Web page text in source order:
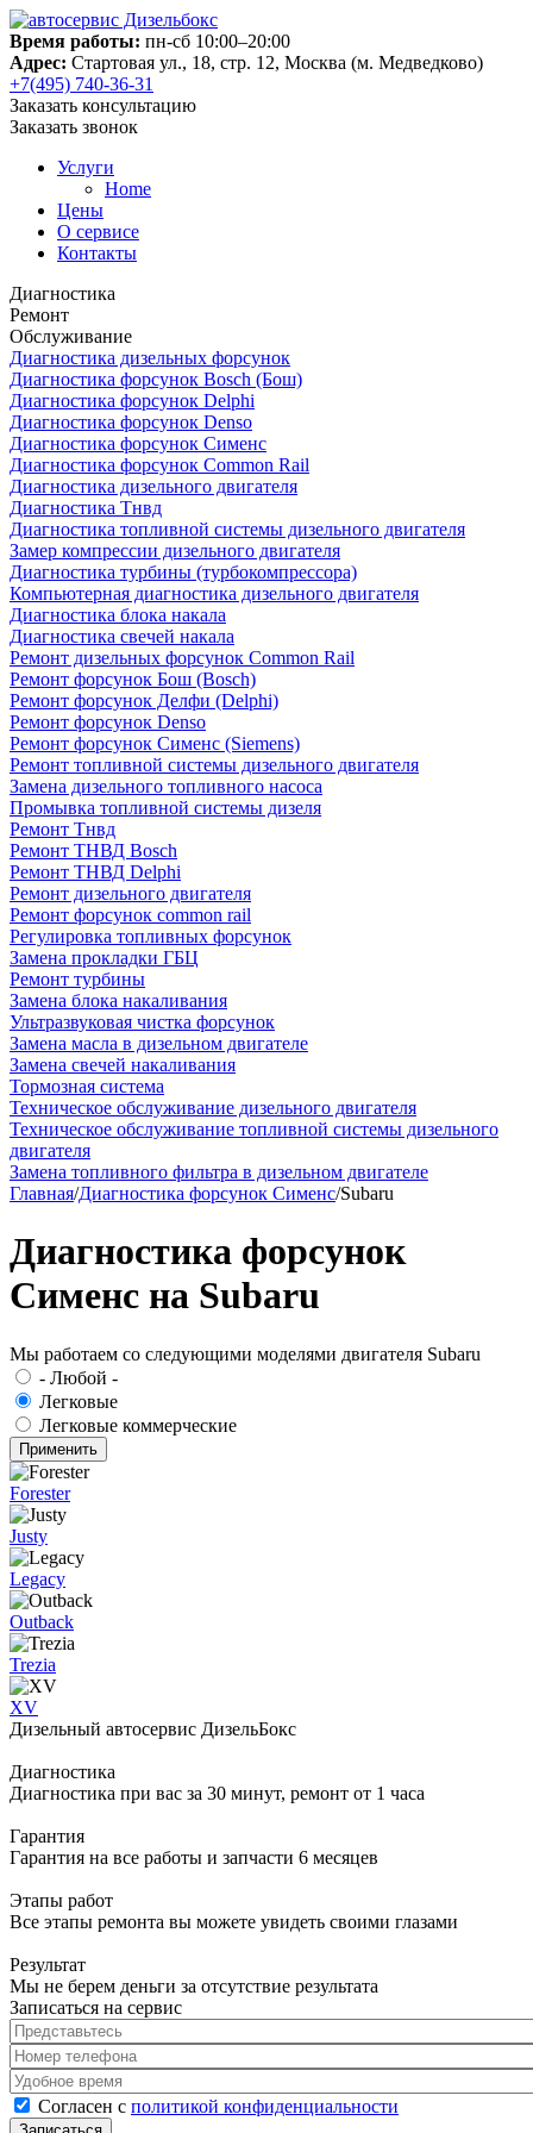
Время работы: пн-сб 10:00–20:00
Адрес: Стартовая ул., 18, стр. 12, Москва (м. Медведково)
+7(495) 740-36-31
Заказать консультацию
Заказать звонок
Услуги
Home
Цены
О сервисе
Контакты
Диагностика
Ремонт
Обслуживание
Диагностика дизельных форсунок
Диагностика форсунок Bosch (Бош)
Диагностика форсунок Delphi
Диагностика форсунок Denso
Диагностика форсунок Сименс
Диагностика форсунок Common Rail
Диагностика дизельного двигателя
Диагностика Тнвд
Диагностика топливной системы дизельного двигателя
Замер компрессии дизельного двигателя
Диагностика турбины (турбокомпрессора)
Компьютерная диагностика дизельного двигателя
Диагностика блока накала
Диагностика свечей накала
Ремонт дизельных форсунок Common Rail
Ремонт форсунок Бош (Bosch)
Ремонт форсунок Делфи (Delphi)
Ремонт форсунок Denso
Ремонт форсунок Сименс (Siemens)
Ремонт топливной системы дизельного двигателя
Замена дизельного топливного насоса
Промывка топливной системы дизеля
Ремонт Тнвд
Ремонт ТНВД Bosch
Ремонт ТНВД Delphi
Ремонт дизельного двигателя
Ремонт форсунок common rail
Регулировка топливных форсунок
Замена прокладки ГБЦ
Ремонт турбины
Замена блока накаливания
Ультразвуковая чистка форсунок
Замена масла в дизельном двигателе
Замена свечей накаливания
Тормозная система
Техническое обслуживание дизельного двигателя
Техническое обслуживание топливной системы дизельного
двигателя
Замена топливного фильтра в дизельном двигателе
Главная/Диагностика форсунок Сименс/Subaru
Диагностика форсунок
Сименс на Subaru
Мы работаем со следующими моделями двигателя Subaru
- Любой -
Легковые
Легковые коммерческие
Forester
Justy
Legacy
Outback
Trezia
XV
Дизельный автосервис ДизельБокс
Диагностика
Диагностика при вас за 30 минут, ремонт от 1 часа
Гарантия
Гарантия на все работы и запчасти 6 месяцев
Этапы работ
Все этапы ремонта вы можете увидеть своими глазами
Результат
Мы не берем деньги за отсутствие результата
Записаться на сервис
Представьтесь
Номер телефона
Удобное время
Согласен с политикой конфиденциальности*
Согласен с политикой конфиденциальности